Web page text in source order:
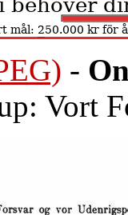
-
Vort